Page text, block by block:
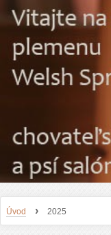
Úvod › 2025